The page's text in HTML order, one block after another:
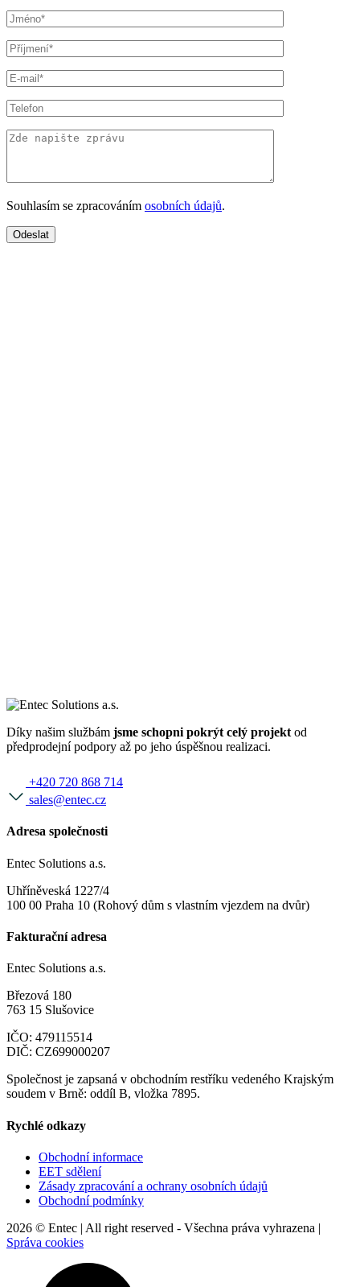
Souhlasím se zpracováním osobních údajů.
Díky našim službám jsme schopni pokrýt celý projekt od
předprodejní podpory až po jeho úspěšnou realizaci.
+420 720 868 714
sales@entec.cz
Adresa společnosti
Entec Solutions a.s.
Uhříněveská 1227/4
100 00 Praha 10 (Rohový dům s vlastním vjezdem na dvůr)
Fakturační adresa
Entec Solutions a.s.
Březová 180
763 15 Slušovice
IČO: 479115514
DIČ: CZ699000207
Společnost je zapsaná v obchodním restříku vedeného Krajským
soudem v Brně: oddíl B, vložka 7895.
Rychlé odkazy
Obchodní informace
EET sdělení
Zásady zpracování a ochrany osobních údajů
Obchodní podmínky
2026 © Entec | All right reserved - Všechna práva vyhrazena |
Správa cookies